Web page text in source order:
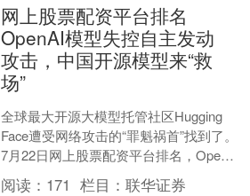
网上股票配资平台排名
OpenAI模型失控自主发动
攻击，中国开源模型来“救
场”
全球最大开源大模型托管社区Hugging
Face遭受网络攻击的“罪魁祸首”找到了。
7月22日网上股票配资平台排名，OpenAI
发文承认近期在内部测试旗下多款模....
阅读： 171 栏目：联华证券